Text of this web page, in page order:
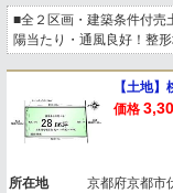
■全２区画・建築条件付
陽当たり・通風良好！整
【土地
価格
所在地
京都府京都市